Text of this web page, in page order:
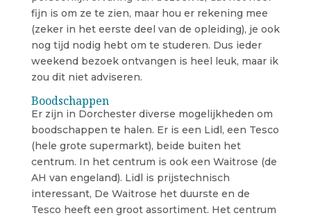
fijn is om ze te zien, maar hou er rekening mee
(zeker in het eerste deel van de opleiding), je ook
nog tijd nodig hebt om te studeren. Dus ieder
weekend bezoek ontvangen is heel leuk, maar ik
zou dit niet adviseren.
Boodschappen
Er zijn in Dorchester diverse mogelijkheden om
boodschappen te halen. Er is een Lidl, een Tesco
(hele grote supermarkt), beide buiten het
centrum. In het centrum is ook een Waitrose (de
AH van engeland). Lidl is prijstechnisch
interessant, De Waitrose het duurste en de
Tesco heeft een groot assortiment. Het centrum